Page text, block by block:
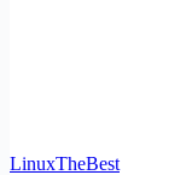
LinuxTheBest